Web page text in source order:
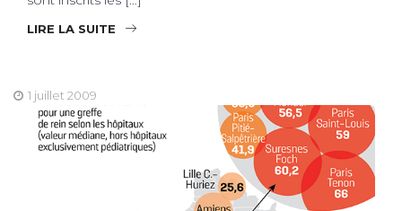
LIRE LA SUITE
1 juillet 2009